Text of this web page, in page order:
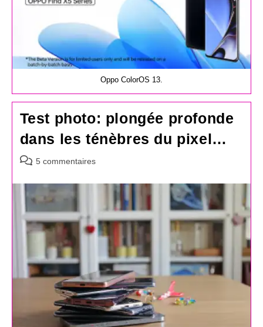
Oppo ColorOS 13.
Test photo: plongée profonde
dans les ténèbres du pixel…
Commentaires
la
publication :
5 commentaires